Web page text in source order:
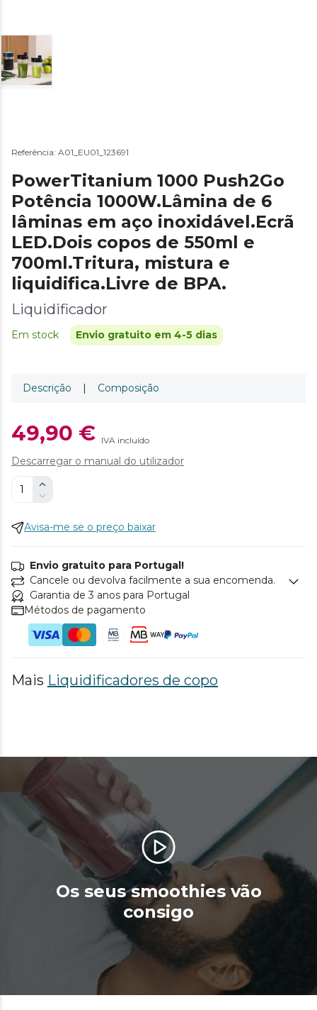
Referência: A01_EU01_123691
PowerTitanium 1000 Push2Go
Potência 1000W.Lâmina de 6
lâminas em aço inoxidável.Ecrã
LED.Dois copos de 550ml e
700ml.Tritura, mistura e
liquidifica.Livre de BPA.
Liquidificador
Em stock Envio gratuito em 4-5 dias
Descrição | Composição
49,90 € IVA incluído
Descarregar o manual do utilizador
Avisa-me se o preço baixar
Envio gratuito para Portugal!
Cancele ou devolva facilmente a sua encomenda.
Garantia de 3 anos para Portugal
Métodos de pagamento
Mais Liquidificadores de copo
Os seus smoothies vão
consigo